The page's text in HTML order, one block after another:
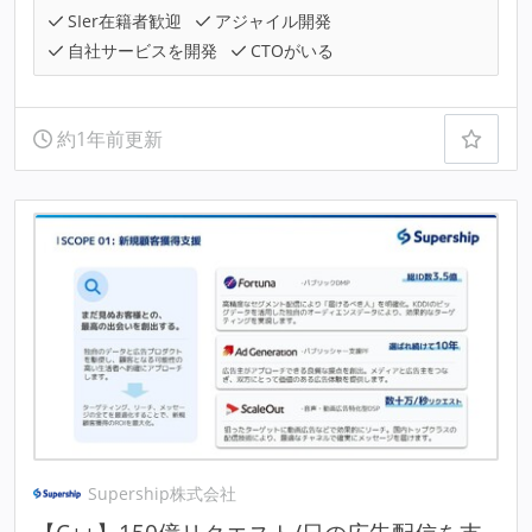
SIer在籍者歓迎
アジャイル開発
自社サービスを開発
CTOがいる
約1年前更新
Supership株式会社